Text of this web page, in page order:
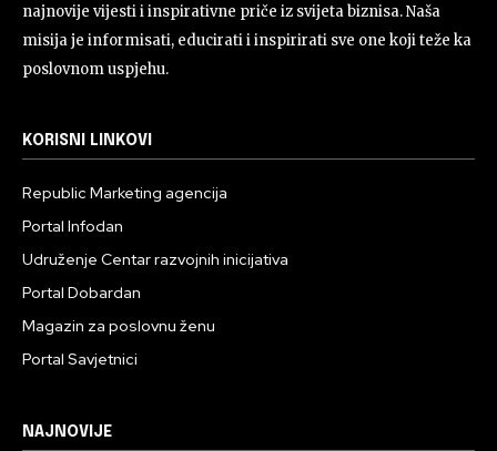
najnovije vijesti i inspirativne priče iz svijeta biznisa. Naša
misija je informisati, educirati i inspirirati sve one koji teže ka
poslovnom uspjehu.
KORISNI LINKOVI
Republic Marketing agencija
Portal Infodan
Udruženje Centar razvojnih inicijativa
Portal Dobardan
Magazin za poslovnu ženu
Portal Savjetnici
NAJNOVIJE